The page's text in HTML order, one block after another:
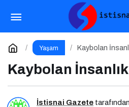
Yaşam Kaybolan
Kaybolan İnsanlık
İstisnai Gazete
Yapay Zeka ile
Yorum Yap